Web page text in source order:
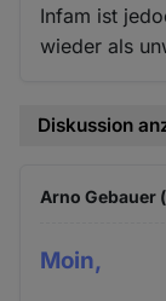
Infam ist
wieder als
Diskussion
Arno Gebauer
Moin,